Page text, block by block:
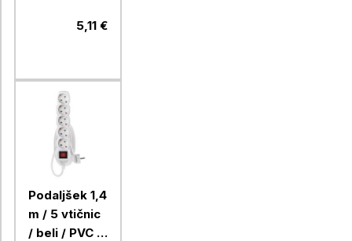
5,11 €
Podaljšek 1,4
m / 5 vtičnic
/ beli / PVC /